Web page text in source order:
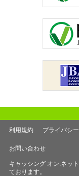
利用規約 プライバシ
お問い合わせ
キャッシング オン.ネッ
ております。